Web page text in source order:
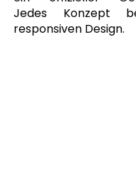
Jedes Konzept
responsiven Design.